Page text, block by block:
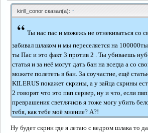
kirill_conor сказал(а): ↑
“ Ты нас пас и можежь не отнекиваться со
забивал шлаком и мы переселяется на
ты Пас и это факт 3 против 2 . Ты убиваешь
статья и за неё могут дать бан на всегда а со
можете полететь в бан. За соучастие, ещё
KILERUS покажет скрины, а у зайца скрины
2 говорят что это пвп сервер, ну и что, если
преврашения светлячков я тоже могу убить
тебя, как тебе моё мнение? А?!
Ну будет скрин где я летаю с ведром шлака то